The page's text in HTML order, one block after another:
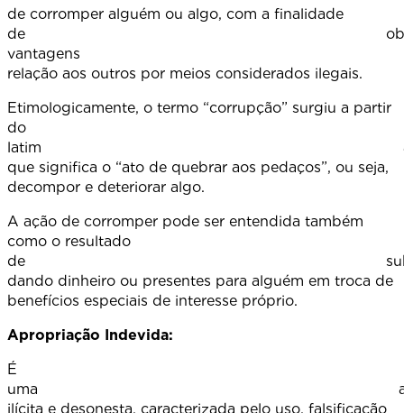
de corromper alguém ou algo, com a finalidade
de
vantagens
relação aos outros por meios considerados ilegais.
Etimologicamente, o termo “corrupção” surgiu a partir
do
latim
que significa o “ato de quebrar aos pedaços”, ou seja,
decompor e deteriorar algo.
A ação de corromper pode ser entendida também
como o resultado
de
dando dinheiro ou presentes para alguém em troca de
benefícios especiais de interesse próprio.
Apropriação Indevida:
É
uma
ilícita e desonesta, caracterizada pelo uso, falsificação